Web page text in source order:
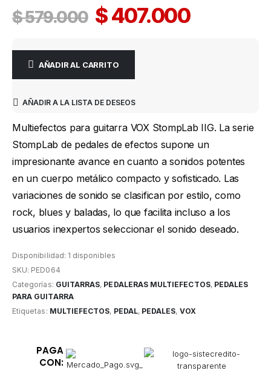
$579.000 $407.000
AÑADIR AL CARRITO
AÑADIR A LA LISTA DE DESEOS
Multiefectos para guitarra VOX StompLab IIG. La serie
StompLab de pedales de efectos supone un
impresionante avance en cuanto a sonidos potentes
en un cuerpo metálico compacto y sofisticado. Las
variaciones de sonido se clasifican por estilo, como
rock, blues y baladas, lo que facilita incluso a los
usuarios inexpertos seleccionar el sonido deseado.
Disponibilidad: 1 disponibles
SKU: PED064
Categorías: GUITARRAS, PEDALERAS MULTIEFECTOS, PEDALES
PARA GUITARRA
Etiquetas: MULTIEFECTOS, PEDAL, PEDALES, VOX
PAGA
CON: